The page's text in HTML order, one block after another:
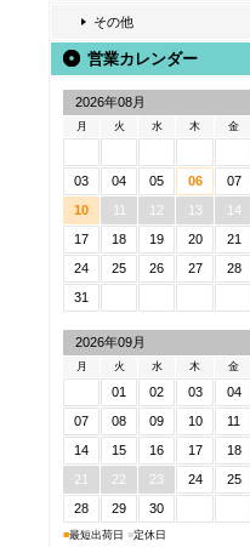
その他
営業カレンダー
2026年08月
月 火 水 木 金
03
04 05 06 07
10
11 12 13 14
17
18 19 20 21
24
25 26 27 28
31
2026年09月
月 火 水 木 金
01 02 03 04
07
08 09 10 11
14
15 16 17 18
21
22 23 24 25
28
29 30
■最短出荷日 ■定休日